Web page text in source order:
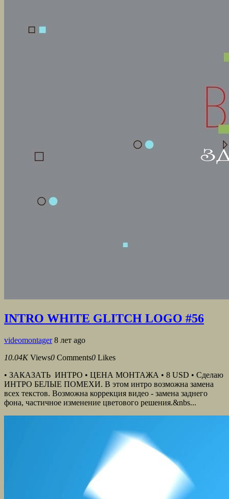
INTRO WHITE GLITCH LOGO #56
videomontager 8 лет ago
10.04K Views0 Comments0 Likes
• ЗАКАЗАТЬ ИНТРО • ЦЕНА МОНТАЖА • 8 USD • Сделаю
ИНТРО БЕЛЫЕ ПОМЕХИ. В этом интро возможна замена
всех текстов. Возможна коррекция видео - замена заднего
фона, частичное изменение цветового решения.&nbs...